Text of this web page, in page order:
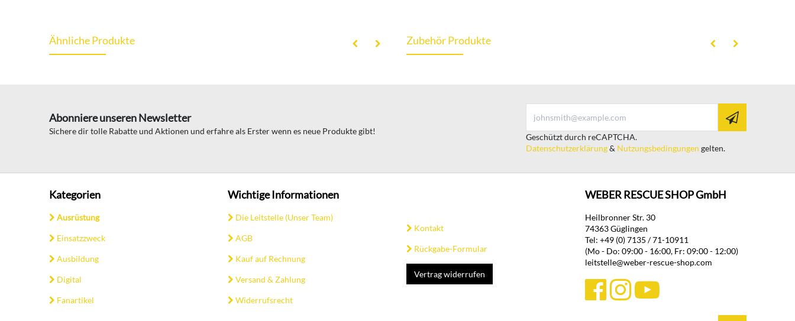
Ähnliche Produkte Zubehör Produkte
Abonniere unseren Newsletter
Sichere dir tolle Rabatte und Aktionen und erfahre als Erster wenn es neue Produkte gibt!
Geschützt durch reCAPTCHA.
Datenschutzerklärung& Nutzungsbedingungen gelten.
Kategorien
Ausrüstung
Einsatzzweck
Ausbildung
Digital
Fanartikel
Wichtige Informationen
Die Leitstelle (Unser Team)
AGB
Kauf auf Rechnung
Versand & Zahlung
Widerrufsrecht
Kontakt
Rückgabe-Formular
Vertrag widerrufen
WEBER RESCUE SHOP GmbH
Heilbronner Str. 30
74363 Güglingen
Tel: +49 (0) 7135 / 71-10911
(Mo - Do: 09:00 - 16:00, Fr: 09:00 - 12:00)
leitstelle@weber-rescue-shop.com